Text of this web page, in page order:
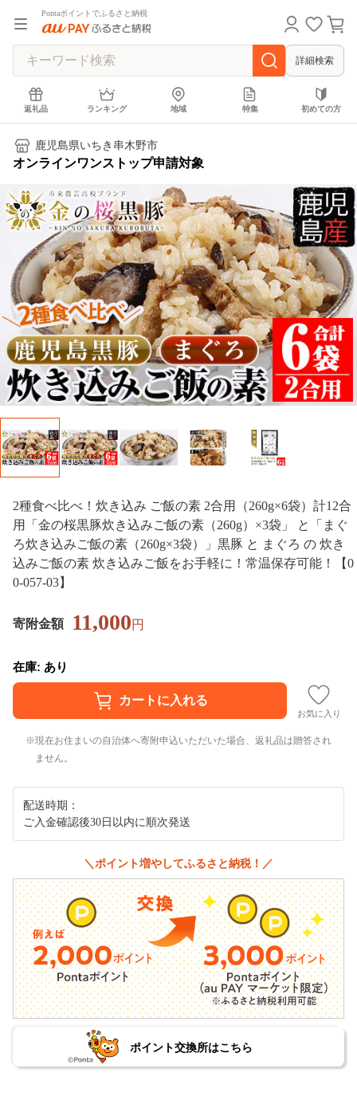
Pontaポイントでふるさと納税
詳細検索
返礼品 ランキング 地域 特集 初めての方
鹿児島県いちき串木野市
オンラインワンストップ申請対象
2種食べ比べ！炊き込み ご飯の素 2合用（260g×6袋）計12合
用「金の桜黒豚炊き込みご飯の素（260g）×3袋」 と「まぐ
ろ炊き込みご飯の素（260g×3袋）」黒豚 と まぐろ の 炊き
込みご飯の素 炊き込みご飯をお手軽に！常温保存可能！【0
0-057-03】
寄附金額 11,000円
在庫: あり
お気に入り
現在お住まいの自治体へ寄附申込いただいた場合、返礼品は贈答され
ません。
配送時期：
ご入金確認後30日以内に順次発送
＼ポイント増やしてふるさと納税！／
ポイント交換所はこちら